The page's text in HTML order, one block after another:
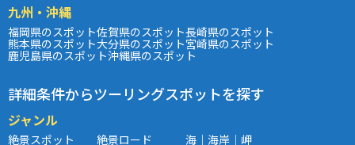
九州・沖縄
福岡県のスポット佐賀県のスポット長崎県のスポット
熊本県のスポット大分県のスポット宮崎県のスポット
鹿児島県のスポット沖縄県のスポット
詳細条件からツーリングスポットを探す
ジャンル
絶景スポット 絶景ロード 海｜海岸｜岬